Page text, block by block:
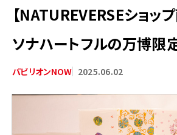
【NATUREVERSEショッ
ソナハートフルの万博限
2025.06.02